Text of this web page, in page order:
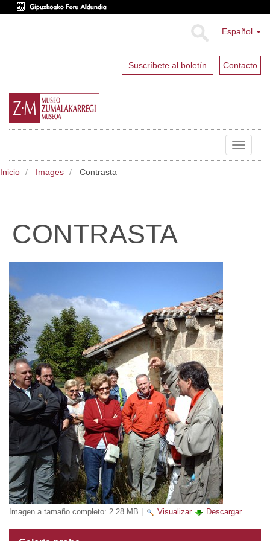
Español
Suscríbete al boletín Contacto
Toggle
Inicio Images Contrasta
CONTRASTA
Imagen a tamaño completo: 2.28 MB Visualizar Descargar